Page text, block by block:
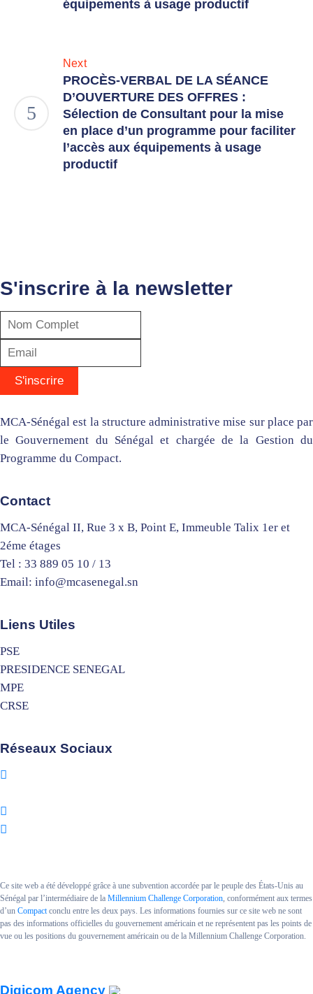
équipements à usage productif
Next
PROCÈS-VERBAL DE LA SÉANCE
D’OUVERTURE DES OFFRES :
Sélection de Consultant pour la mise
en place d’un programme pour faciliter
l’accès aux équipements à usage
productif
S'inscrire à la newsletter
MCA-Sénégal est la structure administrative mise sur place par
le Gouvernement du Sénégal et chargée de la Gestion du
Programme du Compact.
Contact
MCA-Sénégal II, Rue 3 x B, Point E, Immeuble Talix 1er et
2éme étages
Tel : 33 889 05 10 / 13
Email: info@mcasenegal.sn
Liens Utiles
PSE
PRESIDENCE SENEGAL
MPE
CRSE
Réseaux Sociaux
Ce site web a été développé grâce à une subvention accordée par le peuple des États-Unis au
Sénégal par l’intermédiaire de la Millennium Challenge Corporation , conformément aux termes
d’un Compact conclu entre les deux pays. Les informations fournies sur ce site web ne sont
pas des informations officielles du gouvernement américain et ne représentent pas les points de
vue ou les positions du gouvernement américain ou de la Millennium Challenge Corporation.
Digicom Agency